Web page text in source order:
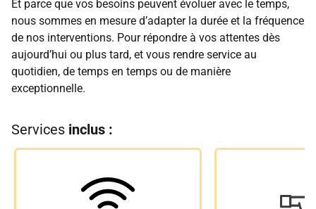
Et parce que vos besoins peuvent évoluer avec le temps,
nous sommes en mesure d’adapter la durée et la fréquence
de nos interventions. Pour répondre à vos attentes dès
aujourd’hui ou plus tard, et vous rendre service au
quotidien, de temps en temps ou de manière
exceptionnelle.
Services inclus :